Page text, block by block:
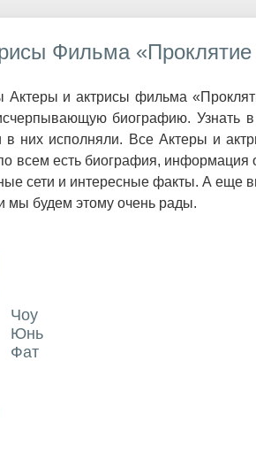
Фильма «Проклятие
Актеры и актрисы фильма
биографию. Узнать
в них исполняли. Все Актеры и
всем есть биография, информация
сети и интересные факты. А еще
мы будем этому очень рады.
Чоу
Юнь
Фат